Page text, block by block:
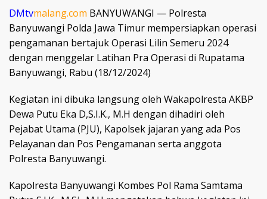
DMtvmalang.com BANYUWANGI — Polresta
Banyuwangi Polda Jawa Timur mempersiapkan operasi
pengamanan bertajuk Operasi Lilin Semeru 2024
dengan menggelar Latihan Pra Operasi di Rupatama
Banyuwangi, Rabu (18/12/2024)
Kegiatan ini dibuka langsung oleh Wakapolresta AKBP
Dewa Putu Eka D,S.I.K., M.H dengan dihadiri oleh
Pejabat Utama (PJU), Kapolsek jajaran yang ada Pos
Pelayanan dan Pos Pengamanan serta anggota
Polresta Banyuwangi.
Kapolresta Banyuwangi Kombes Pol Rama Samtama